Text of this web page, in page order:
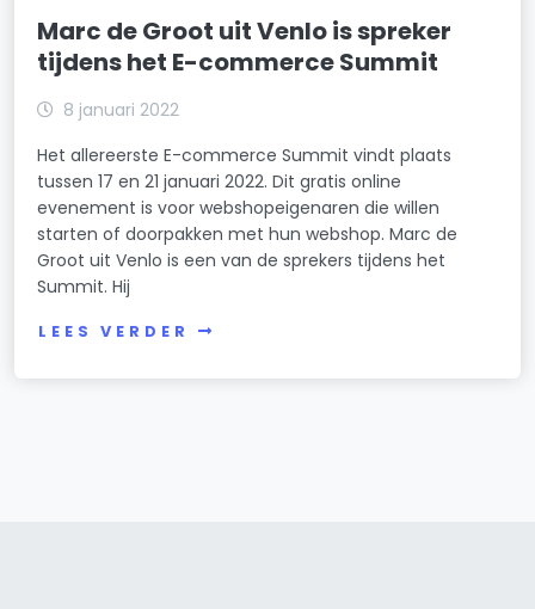
Marc de Groot uit Venlo is spreker
tijdens het E-commerce Summit
8 januari 2022
Het allereerste E-commerce Summit vindt plaats
tussen 17 en 21 januari 2022. Dit gratis online
evenement is voor webshopeigenaren die willen
starten of doorpakken met hun webshop. Marc de
Groot uit Venlo is een van de sprekers tijdens het
Summit. Hij
LEES VERDER